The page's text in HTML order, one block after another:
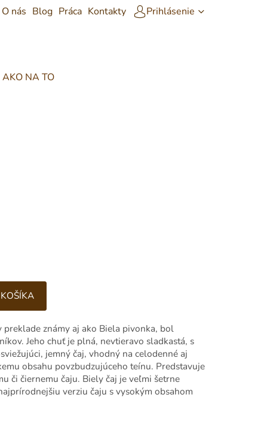
O nás Blog Práca Kontakty Prihlásenie
AKO NA TO
známy aj ako Biela pivonka, bol
Jeho chuť je plná, nevtieravo sladkastá, s
jemný čaj, vhodný na celodenné aj
obsahu povzbudzujúceho teínu. Predstavuje
či čiernemu čaju. Biely čaj je veľmi šetrne
verziu čaju s vysokým obsahom